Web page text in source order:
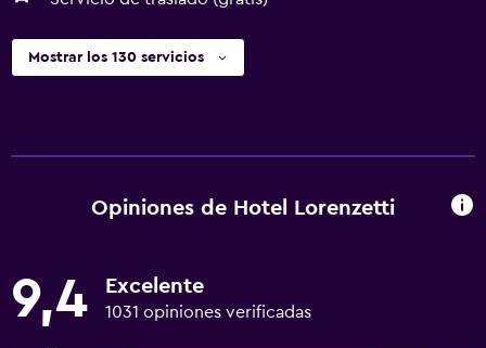
Mostrar los 130 servicios
Opiniones de Hotel Lorenzetti
9,4 Excelente
1031 opiniones verificadas